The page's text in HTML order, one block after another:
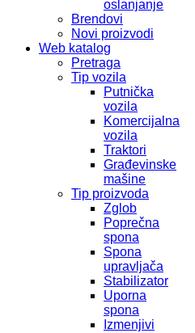
oslanjanje
Brendovi
Novi proizvodi
Web katalog
Pretraga
Tip vozila
Putnička
vozila
Komercijalna
vozila
Traktori
Građevinske
mašine
Tip proizvoda
Zglob
Poprečna
spona
Spona
upravljača
Stabilizator
Uporna
spona
Izmenjivi